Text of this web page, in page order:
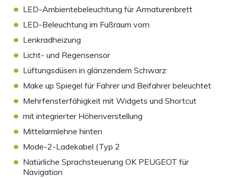
• LED-Ambientebeleuchtung für Armaturenbrett
• LED-Beleuchtung im Fußraum vorn
• Lenkradheizung
• Licht- und Regensensor
• Lüftungsdüsen in glänzendem Schwarz
• Make up Spiegel für Fahrer und Beifahrer beleuchtet
• Mehrfensterfähigkeit mit Widgets und Shortcut
• mit integrierter Höhenverstellung
• Mittelarmlehne hinten
• Mode-2-Ladekabel (Typ 2
• Natürliche Sprachsteuerung OK PEUGEOT für
Navigation